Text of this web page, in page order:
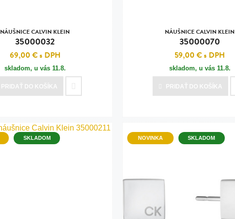
NÁUŠNICE CALVIN KLEIN
35000032
69,00 €s DPH
skladom, u vás 11.8.
PRIDAŤ DO KOŠÍKA
NÁUŠNICE CALVIN KLEIN
35000070
59,00 €s DPH
skladom, u vás 11.8.
PRIDAŤ DO KOŠÍKA
SKLADOM NOVINKA SKLADOM